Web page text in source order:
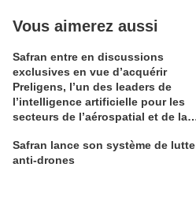
Vous aimerez aussi
Safran entre en discussions
exclusives en vue d’acquérir
Preligens, l’un des leaders de
l’intelligence artificielle pour les
secteurs de l’aérospatial et de la
Safran lance son système de lutte
anti-drones